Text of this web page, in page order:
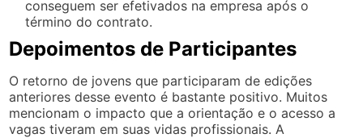
conseguem ser efetivados na empresa após o
término do contrato.
Depoimentos de Participantes
O retorno de jovens que participaram de edições
anteriores desse evento é bastante positivo. Muitos
mencionam o impacto que a orientação e o acesso a
vagas tiveram em suas vidas profissionais. A